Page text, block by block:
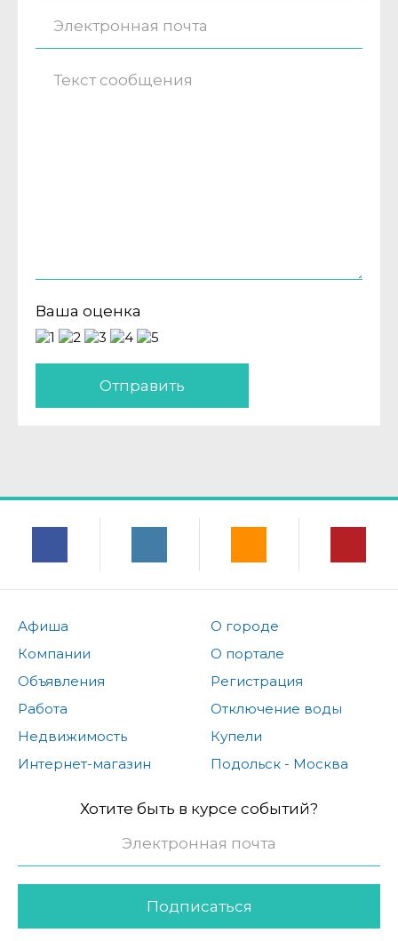
Ваша оценка
Отправить
Афиша
Компании
Объявления
Работа
Недвижимость
Интернет-магазин
О городе
О портале
Регистрация
Отключение воды
Купели
Подольск - Москва
Хотите быть в курсе событий?
Подписаться